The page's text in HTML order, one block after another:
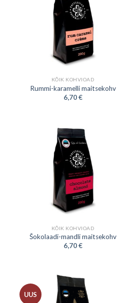
KÕIK KOHVIOAD
Rummi-karamelli maitsekohv
6,70€
KÕIK KOHVIOAD
Šokolaadi-mandli maitsekohv
6,70€
UUS